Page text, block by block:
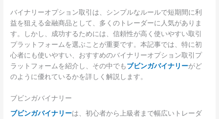
バイナリーオプション取引は、シンプルなルールで短期間に利
益を狙える金融商品として、多くのトレーダーに人気がありま
す。しかし、成功するためには、信頼性が高く使いやすい取引
プラットフォームを選ぶことが重要です。本記事では、特に初
心者にも使いやすい、おすすめのバイナリーオプション取引プ
ラットフォームを紹介し、その中でもブビンガバイナリーがど
のように優れているかを詳しく解説します。
ブビンガバイナリー
ブビンガバイナリーは、初心者から上級者まで幅広いトレーダ